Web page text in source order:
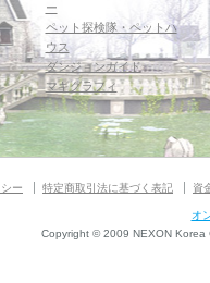
ー
ペット探検隊・ペットハ
ウス
ダンジョンガイド
マギグラフィ
ー 特定商取引法に基づく表記 資
オ
Copyright © 2009 NEXON Korea